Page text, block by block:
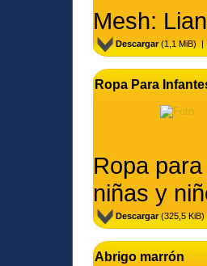
Mesh:
Descargar(1,1 MiB) |
Ropa Para
Ropa
niñas y
Descargar(325,5
Abrigo marrón